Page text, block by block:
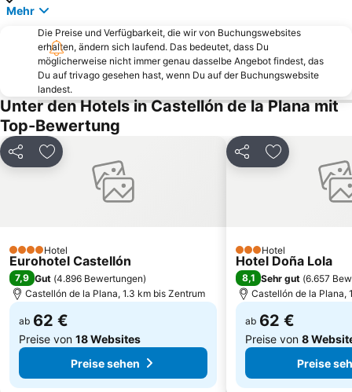
Les Fonts
Festival Lírico ópera Benicassim
Arenal Sound
Orpesa
Paseo Marítimo
Casablanca
Fuente de los baños
Parc Natural de la Serra d'Irta
Mehr
Die Preise und Verfügbarkeit, die wir von Buchungswebsites
erhalten, ändern sich laufend. Das bedeutet, dass Du
möglicherweise nicht immer genau dasselbe Angebot findest, das
Du auf trivago gesehen hast, wenn Du auf der Buchungswebsite
landest.
Unter den Hotels in Castellón de la Plana mit
Top-Bewertung
Teilen Zu Favoriten hinzufügen
4 SterneHotel
Eurohotel Castellón
7,9 Gut (4.896 Bewertungen)
Castellón de la Plana, 1.3 km bis Zentrum
ab 62 €
Preise von 18 Websites
Preise sehen
Teilen Zu Favoriten
3 Sterne
Hotel
Hotel Doña Lola
8,1 Sehr gut (6.657
Castellón de la Plana,
ab 62 €
Preise von 8
Preise